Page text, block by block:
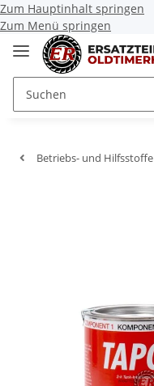
Zum Hauptinhalt springen
Zum Menü springen
Betriebs- und Hilfsstoffe